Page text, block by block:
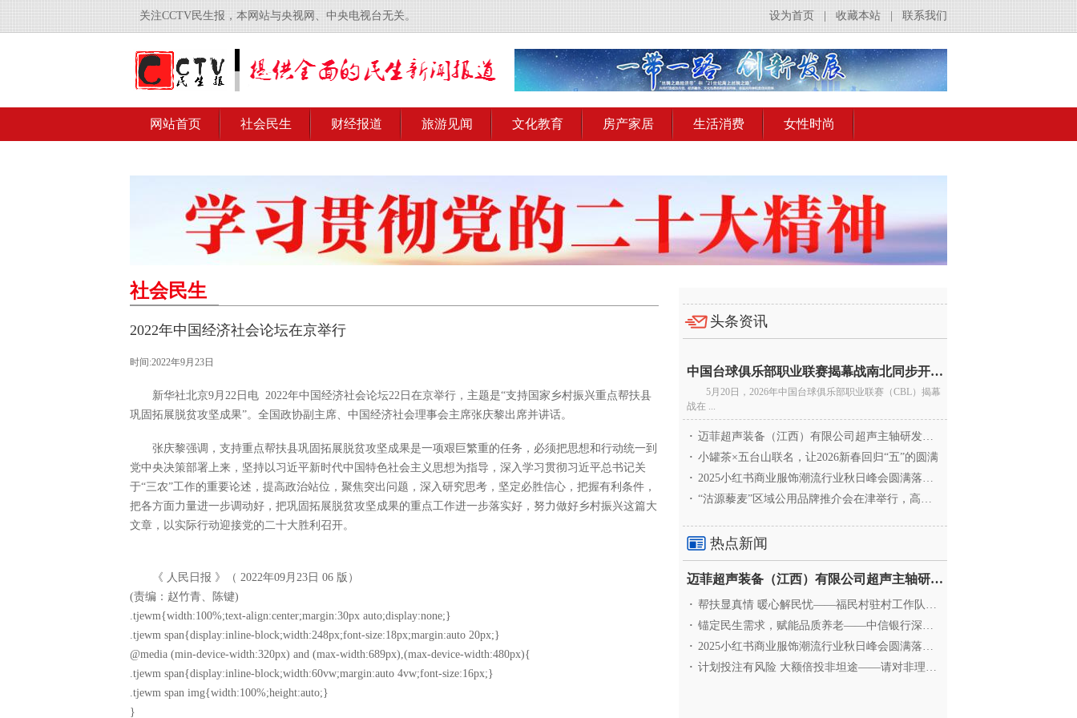
关注CCTV民生报，本网站与央视网、中央电视台无关。 联系我们
收藏本站
设为首页
网站首页 社会民生 财经报道 旅游见闻 文化教育 房产家居 生活消费 女性时尚
社会民生
2022年中国经济社会论坛在京举行
时间:2022年9月23日
新华社北京9月22日电 2022年中国经济社会论坛22日在京举行，主题是“支持国家乡村振兴重点帮扶县
巩固拓展脱贫攻坚成果”。全国政协副主席、中国经济社会理事会主席张庆黎出席并讲话。
张庆黎强调，支持重点帮扶县巩固拓展脱贫攻坚成果是一项艰巨繁重的任务，必须把思想和行动统一到
党中央决策部署上来，坚持以习近平新时代中国特色社会主义思想为指导，深入学习贯彻习近平总书记关
于“三农”工作的重要论述，提高政治站位，聚焦突出问题，深入研究思考，坚定必胜信心，把握有利条件，
把各方面力量进一步调动好，把巩固拓展脱贫攻坚成果的重点工作进一步落实好，努力做好乡村振兴这篇大
文章，以实际行动迎接党的二十大胜利召开。
《 人民日报 》（ 2022年09月23日 06 版）
(责编：赵竹青、陈键)
.tjewm{width:100%;text-align:center;margin:30px auto;display:none;}
.tjewm span{display:inline-block;width:248px;font-size:18px;margin:auto 20px;}
@media (min-device-width:320px) and (max-width:689px),(max-device-width:480px){
.tjewm span{display:inline-block;width:60vw;margin:auto 4vw;font-size:16px;}
.tjewm span img{width:100%;height:auto;}
}
头条资讯
中国台球俱乐部职业联赛揭幕战南北同步开杆 首届CBL
5月20日，2026年中国台球俱乐部职业联赛（CBL）揭幕
战在 ...
· 迈菲超声装备（江西）有限公司超声主轴研发和生产项
· 小罐茶×五台山联名，让2026新春回归“五”的圆满
· 2025小红书商业服饰潮流行业秋日峰会圆满落幕，携手
· “沽源藜麦”区域公用品牌推介会在津举行，高蛋白产业
热点新闻
迈菲超声装备（江西）有限公司超声主轴研发和生产项
· 帮扶显真情 暖心解民忧——福民村驻村工作队与村委心系
· 锚定民生需求，赋能品质养老——中信银行深圳分行养老
· 2025小红书商业服饰潮流行业秋日峰会圆满落幕，携手
· 计划投注有风险 大额倍投非坦途——请对非理性购彩说“